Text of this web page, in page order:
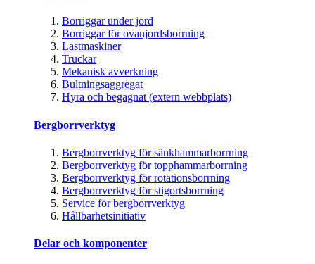
Borriggar under jord
Borriggar för ovanjordsborrning
Lastmaskiner
Truckar
Mekanisk avverkning
Bultningsaggregat
Hyra och begagnat (extern webbplats)
Bergborrverktyg
Bergborrverktyg för sänkhammarborrning
Bergborrverktyg för topphammarborrning
Bergborrverktyg för rotationsborrning
Bergborrverktyg för stigortsborrning
Service för bergborrverktyg
Hållbarhetsinitiativ
Delar och komponenter